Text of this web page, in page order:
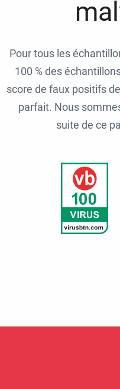
Pour tous les
100 % des
score de faux positifs
parfait. Nous
suite de ce